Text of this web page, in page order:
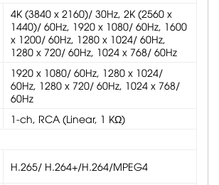
4K (3840 x 2160)/ 30Hz, 2K (2560 x
1440)/ 60Hz, 1920 x 1080/ 60Hz, 1600
x 1200/ 60Hz, 1280 x 1024/ 60Hz,
1280 x 720/ 60Hz, 1024 x 768/ 60Hz
1920 x 1080/ 60Hz, 1280 x 1024/
60Hz, 1280 x 720/ 60Hz, 1024 x 768/
60Hz
1-ch, RCA (Linear, 1 KΩ)
H.265/ H.264+/H.264/MPEG4